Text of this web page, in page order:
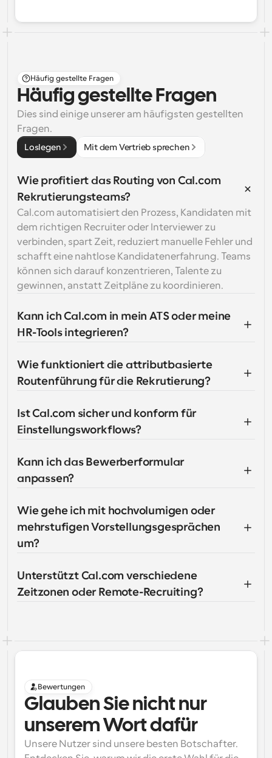
Häufig gestellte Fragen
Häufig gestellte Fragen
Dies sind einige unserer am häufigsten gestellten
Fragen.
Loslegen Mit dem Vertrieb sprechen
Wie profitiert das Routing von Cal.com
Rekrutierungsteams?
Cal.com automatisiert den Prozess, Kandidaten mit
dem richtigen Recruiter oder Interviewer zu
verbinden, spart Zeit, reduziert manuelle Fehler und
schafft eine nahtlose Kandidatenerfahrung. Teams
können sich darauf konzentrieren, Talente zu
gewinnen, anstatt Zeitpläne zu koordinieren.
Kann ich Cal.com in mein ATS oder meine
HR-Tools integrieren?
Wie funktioniert die attributbasierte
Routenführung für die Rekrutierung?
Ist Cal.com sicher und konform für
Einstellungsworkflows?
Kann ich das Bewerberformular
anpassen?
Wie gehe ich mit hochvolumigen oder
mehrstufigen Vorstellungsgesprächen
um?
Unterstützt Cal.com verschiedene
Zeitzonen oder Remote-Recruiting?
Bewertungen
Glauben Sie nicht nur
unserem Wort dafür
Unsere Nutzer sind unsere besten Botschafter.